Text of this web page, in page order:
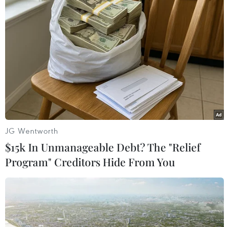
Gian hàng gạo thu hút người mua. (Ảnh: Thanh
Tâm/Vietnam+)
JG Wentworth
$15k In Unmanageable Debt? The "Relief
Program" Creditors Hide From You